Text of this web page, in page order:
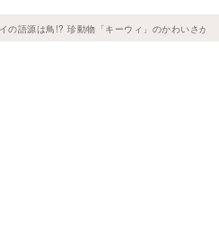
の語源は鳥!? 珍動物「キーウィ」のかわいさが